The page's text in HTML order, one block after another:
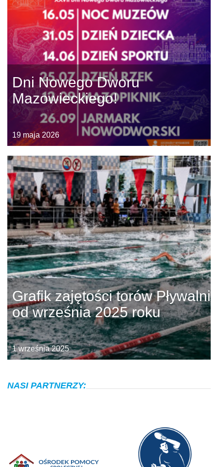
Dni Nowego Dworu
Mazowieckiego!
19 maja 2026
Grafik zajętości torów Pływalni
od września 2025 roku
1 września 2025
NASI PARTNERZY: